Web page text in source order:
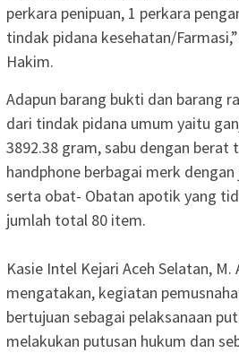
perkara penipuan, 1 perkara
tindak pidana kesehatan/
Hakim.
Adapun barang bukti dan barang
dari tindak pidana umum yaitu
3892.38 gram, sabu dengan berat
handphone berbagai merk
serta obat- Obatan apotik yang
jumlah total 80 item.
Kasie Intel Kejari Aceh Selatan,
mengatakan, kegiatan
bertujuan sebagai pelaksanaan
melakukan putusan hukum dan